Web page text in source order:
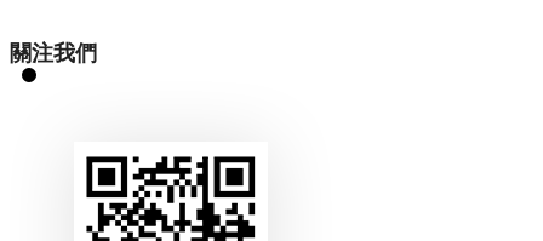
關注我們
18537111214
18537111214